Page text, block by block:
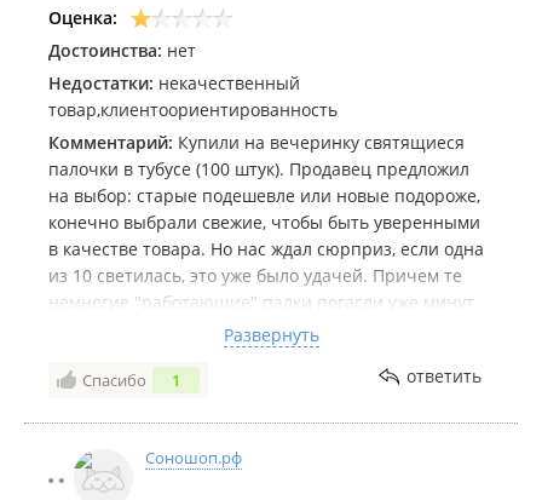
Оценка:
Достоинства: нет
Недостатки: некачественный
товар,клиентоориентированность
Комментарий: Купили на вечеринку святящиеся
палочки в тубусе (100 штук). Продавец предложил
на выбор: старые подешевле или новые подороже,
конечно выбрали свежие, чтобы быть уверенными
в качестве товара. Но нас ждал сюрприз, если одна
из 10 светилась, это уже было удачей. Причем те
немногие "работающие" палки погасли уже минут
через 20. Т.к. вечеринка проходила за пределами
Владивостока, мусор везти обратно не стали. По
возвращению, обратились к продавцу, рассказав
проверять товар, поэтому были отправлены туда
откуда пришли. Будет для нас уроком в будущем
Развернуть
Спасибо 1 ответить
Соношоп.рф